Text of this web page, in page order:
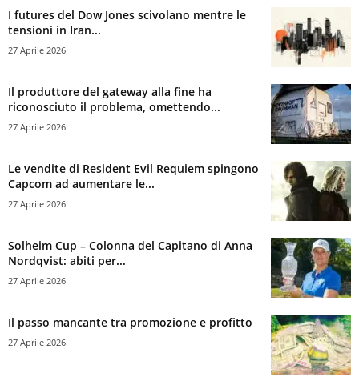
I futures del Dow Jones scivolano mentre le
tensioni in Iran...
27 Aprile 2026
Il produttore del gateway alla fine ha
riconosciuto il problema, omettendo...
27 Aprile 2026
Le vendite di Resident Evil Requiem spingono
Capcom ad aumentare le...
27 Aprile 2026
Solheim Cup – Colonna del Capitano di Anna
Nordqvist: abiti per...
27 Aprile 2026
Il passo mancante tra promozione e profitto
27 Aprile 2026